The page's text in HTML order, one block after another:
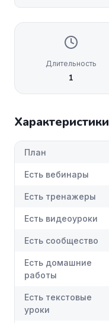
Длительность
1
Характеристики
План
Есть вебинары
Есть тренажеры
Есть видеоуроки
Есть сообщество
Есть домашние
работы
Есть текстовые
уроки